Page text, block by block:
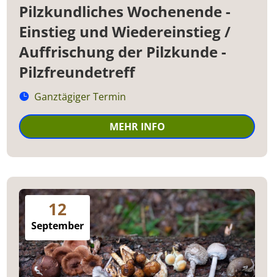
Pilzkundliches Wochenende -
Einstieg und Wiedereinstieg /
Auffrischung der Pilzkunde -
Pilzfreundetreff
Ganztägiger Termin
MEHR INFO
12
September